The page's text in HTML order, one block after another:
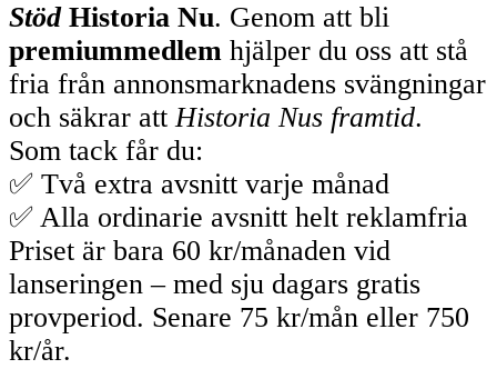
StödHistoria Nu. Genom att bli
premiummedlem hjälper du oss att stå
fria från annonsmarknadens svängningar
och säkrar attHistoria Nus framtid.
Som tack får du:
✅ Två extra avsnitt varje månad
✅ Alla ordinarie avsnitt helt reklamfria
Priset är bara 60 kr/månaden vid
lanseringen – med sju dagars gratis
provperiod. Senare 75 kr/mån eller 750
kr/år.